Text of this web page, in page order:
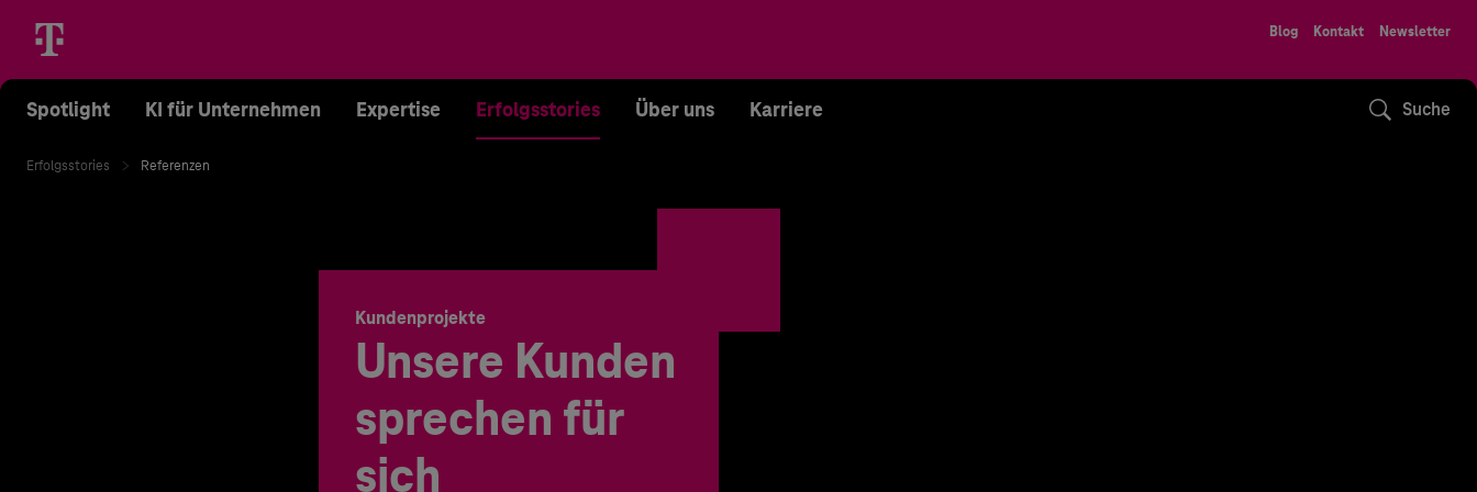
Blog Kontakt Newsletter
Spotlight KI für Unternehmen Expertise Erfolgsstories Über uns Karriere Suche
Erfolgsstories Referenzen
Kundenprojekte
Unsere Kunden
sprechen für
sich